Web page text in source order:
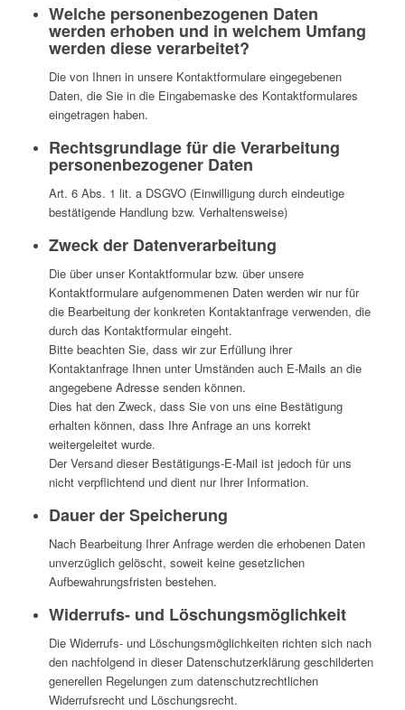
Welche personenbezogenen Daten
werden erhoben und in welchem Umfang
werden diese verarbeitet?
Die von Ihnen in unsere Kontaktformulare eingegebenen
Daten, die Sie in die Eingabemaske des Kontaktformulares
eingetragen haben.
Rechtsgrundlage für die Verarbeitung
personenbezogener Daten
Art. 6 Abs. 1 lit. a DSGVO (Einwilligung durch eindeutige
bestätigende Handlung bzw. Verhaltensweise)
Zweck der Datenverarbeitung
Die über unser Kontaktformular bzw. über unsere
Kontaktformulare aufgenommenen Daten werden wir nur für
die Bearbeitung der konkreten Kontaktanfrage verwenden, die
durch das Kontaktformular eingeht.
Bitte beachten Sie, dass wir zur Erfüllung ihrer
Kontaktanfrage Ihnen unter Umständen auch E-Mails an die
angegebene Adresse senden können.
Dies hat den Zweck, dass Sie von uns eine Bestätigung
erhalten können, dass Ihre Anfrage an uns korrekt
weitergeleitet wurde.
Der Versand dieser Bestätigungs-E-Mail ist jedoch für uns
nicht verpflichtend und dient nur Ihrer Information.
Dauer der Speicherung
Nach Bearbeitung Ihrer Anfrage werden die erhobenen Daten
unverzüglich gelöscht, soweit keine gesetzlichen
Aufbewahrungsfristen bestehen.
Widerrufs- und Löschungsmöglichkeit
Die Widerrufs- und Löschungsmöglichkeiten richten sich nach
den nachfolgend in dieser Datenschutzerklärung geschilderten
generellen Regelungen zum datenschutzrechtlichen
Widerrufsrecht und Löschungsrecht.